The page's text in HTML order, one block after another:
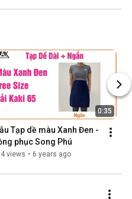
0:35
Tạp dề màu Xanh Đen -
phục Song Phú
views • 6 years ago